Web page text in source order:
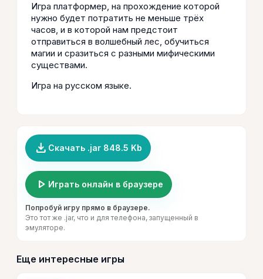
Игра платформер, на прохождение которой
нужно будет потратить не меньше трёх
часов, и в которой нам предстоит
отправиться в волшебный лес, обучиться
магии и сразиться с разными мифическими
существами.
Игра на русском языке.
file_download Скачать .jar 848.5 Kb
play_arrow Играть онлайн в браузере
Попробуй игру прямо в браузере.
Это тот же .jar, что и для телефона, запущенный в
эмуляторе.
Еще интересные игры